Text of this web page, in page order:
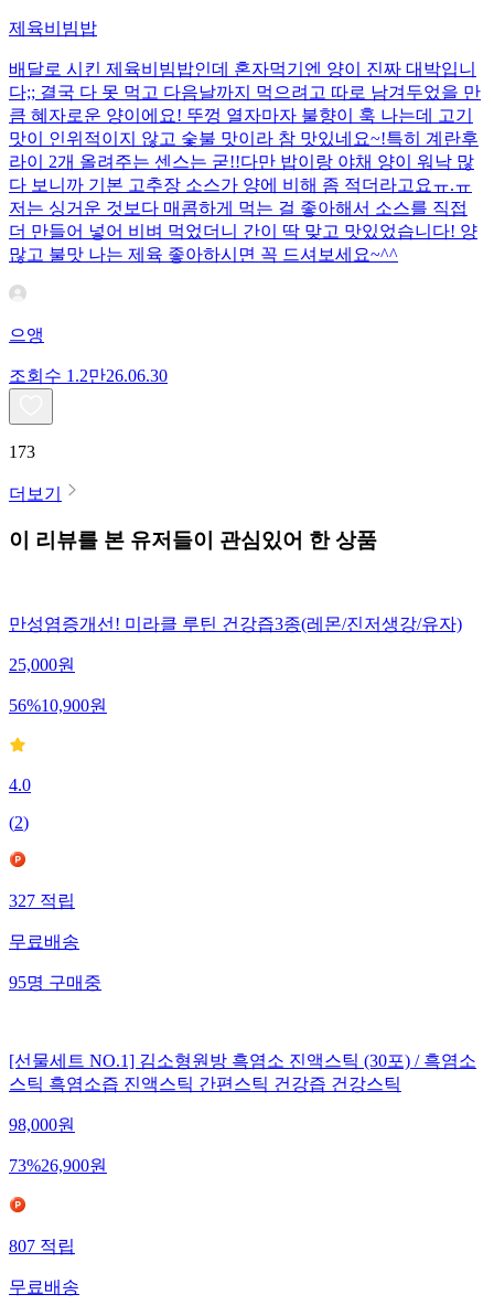
제육비빔밥
배달로 시킨 제육비빔밥인데 혼자먹기엔 양이 진짜 대박입니
다;; 결국 다 못 먹고 다음날까지 먹으려고 따로 남겨두었을 만
큼 혜자로운 양이에요! 뚜껑 열자마자 불향이 훅 나는데 고기
맛이 인위적이지 않고 숯불 맛이라 참 맛있네요~!특히 계란후
라이 2개 올려주는 센스는 굳!! ​다만 밥이랑 야채 양이 워낙 많
다 보니까 기본 고추장 소스가 양에 비해 좀 적더라고요ㅠ.ㅠ
저는 싱거운 것보다 매콤하게 먹는 걸 좋아해서 소스를 직접
더 만들어 넣어 비벼 먹었더니 간이 딱 맞고 맛있었습니다! 양
많고 불맛 나는 제육 좋아하시면 꼭 드셔보세요~^^
으앵
조회수 1.2만26.06.30
173
더보기
이 리뷰를 본 유저들이 관심있어 한 상품
만성염증개선! 미라클 루틴 건강즙3종(레몬/진저생강/유자)
25,000원
56%10,900원
4.0
(2)
327 적립
무료배송
95명 구매중
[선물세트 NO.1] 김소형원방 흑염소 진액스틱 (30포) / 흑염소
스틱 흑염소즙 진액스틱 간편스틱 건강즙 건강스틱
98,000원
73%26,900원
807적립
무료배송